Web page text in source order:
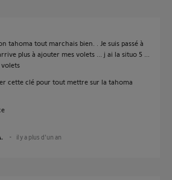
tahoma tout marchais bien. . Je suis passé à
plus à ajouter mes volets ... j ai la situo 5 ...
volets
cette clé pour tout mettre sur la tahoma
il y a plus d'un an